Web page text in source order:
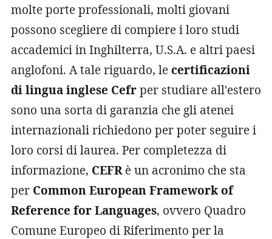
molte porte professionali, molti giovani
possono scegliere di compiere i loro studi
accademici in Inghilterra, U.S.A. e altri paesi
anglofoni. A tale riguardo, le certificazioni
di lingua inglese Cefrper studiare all'estero
sono una sorta di garanzia che gli atenei
internazionali richiedono per poter seguire i
loro corsi di laurea. Per completezza di
informazione, CEFRè un acronimo che sta
per Common European Framework of
Reference for Languages, ovvero Quadro
Comune Europeo di Riferimento per la